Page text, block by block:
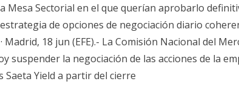
Mesa Sectorial en el que querían aprobarlo
de opciones de negociación diario
Madrid, 18 jun (EFE).- La Comisión Nacional del
suspender la negociación de las acciones de la
Saeta Yield a partir del cierre